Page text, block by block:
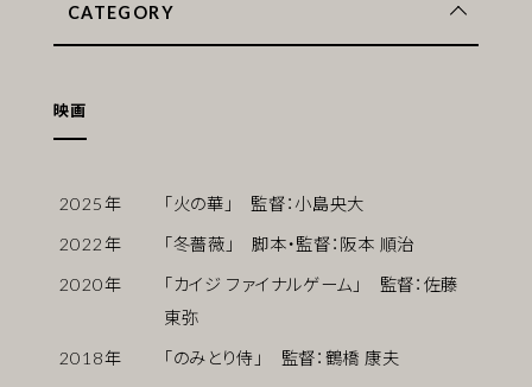
CATEGORY
映画
2025年
「火の華」 監督：小島央大
2022年
「冬薔薇」 脚本・監督：阪本 順治
2020年
「カイジ ファイナルゲーム」 監督：佐藤
東弥
2018年
「のみとり侍」 監督：鶴橋 康夫